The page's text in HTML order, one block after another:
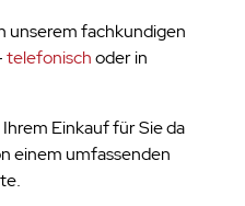
unserem fachkundigen
telefonischoder in
Einkauf für Sie da
einem umfassenden